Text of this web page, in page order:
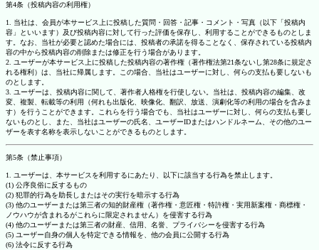
第4条（投稿内容の利用権）
1. 当社は、会員が本サービス上に投稿した質問・回答・記事・コメント・写真（以下「投稿内
容」といいます）及び投稿内容に対して行った評価を保存し、利用することができるものとしま
す。なお、当社が必要と認めた場合には、投稿者の承諾を得ることなく、保存されている投稿内
容の中から投稿内容の削除または修正を行う場合があります。
2. ユーザーが本サービス上に投稿した投稿内容の著作権（著作権法第21条ないし第28条に規定さ
れる権利）は、当社に帰属します。この場合、当社はユーザーに対し、何らの支払も要しないも
のとします。
3. ユーザーは、投稿内容に関して、著作者人格権を行使しない。当社は、投稿内容の編集、改
変、複製、転載等の利用（何れも出版化、映像化、翻訳、放送、演劇化等の利用の場合を含みま
す）を行うことができます。これらを行う場合でも、当社はユーザーに対し、何らの支払も要し
ないものとし、また、当社はユーザーの氏名、ユーザーIDまたはハンドルネーム、その他のユー
ザーを表す名称を表示しないことができるものとします。
第5条（禁止事項）
1. ユーザーは、本サービスを利用するにあたり、以下に該当する行為を禁止します。
(1) 公序良俗に反するもの
(2) 犯罪的行為を助長しまたはその実行を暗示する行為
(3) 他のユーザーまたは第三者の知的財産権（著作権・意匠権・特許権・実用新案権・商標権・
ノウハウが含まれるがこれらに限定されません）を侵害する行為
(4) 他のユーザーまたは第三者の財産、信用、名誉、プライバシーを侵害する行為
(5) ユーザー自身の個人を特定できる情報を、他の会員に公開する行為
(6) 法令に反する行為